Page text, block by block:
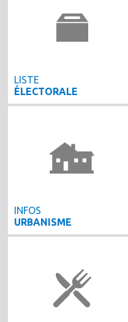
LISTE
ÉLECTORALE
INFOS
URBANISME